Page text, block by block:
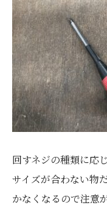
回すネジの種類に応
サイズが合わない物
かなくなるので注意